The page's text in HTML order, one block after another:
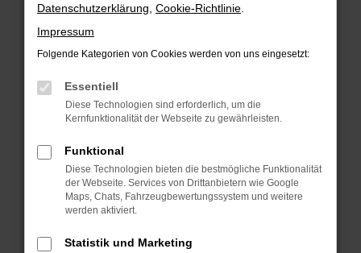
Überprüfe deine Firewall und deine
Internetverbindung.
Laden andere Webseiten, zum Beispiel deine
Manche Erweiterungen, wie Werbeblocker,
verhindern. Funktioniert die Seite in einem
anderen Browser oder in einem privaten
Fenster?
Starte dein Gerät neu.
Probleme zu beheben.
Datenschutzerklärung Cookie-Richtlinie
Impressum
Folgende Kategorien von Cookies werden von uns eingesetzt:
Essentiell
Diese Technologien sind erforderlich, um die
Kernfunktionalität der Webseite zu gewährleisten.
Funktional
Diese Technologien bieten die bestmögliche Funktionalität
der Webseite. Services von Drittanbietern wie Google
Maps, Chats, Fahrzeugbewertungssystem und weitere
werden aktiviert.
Statistik und Marketing